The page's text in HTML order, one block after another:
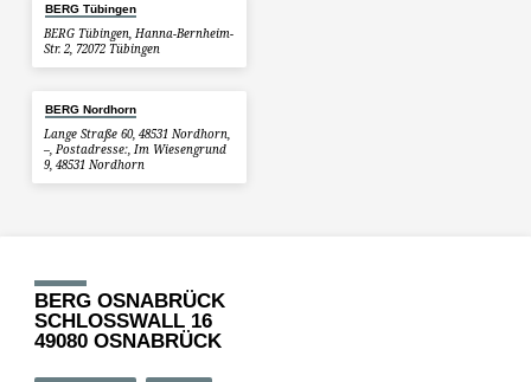
BERG Tübingen
BERG Tübingen, Hanna-Bernheim-
Str. 2, 72072 Tübingen
BERG Nordhorn
Lange Straße 60, 48531 Nordhorn,
–, Postadresse:, Im Wiesengrund
9, 48531 Nordhorn
BERG OSNABRÜCK
SCHLOSSWALL 16
49080 OSNABRÜCK